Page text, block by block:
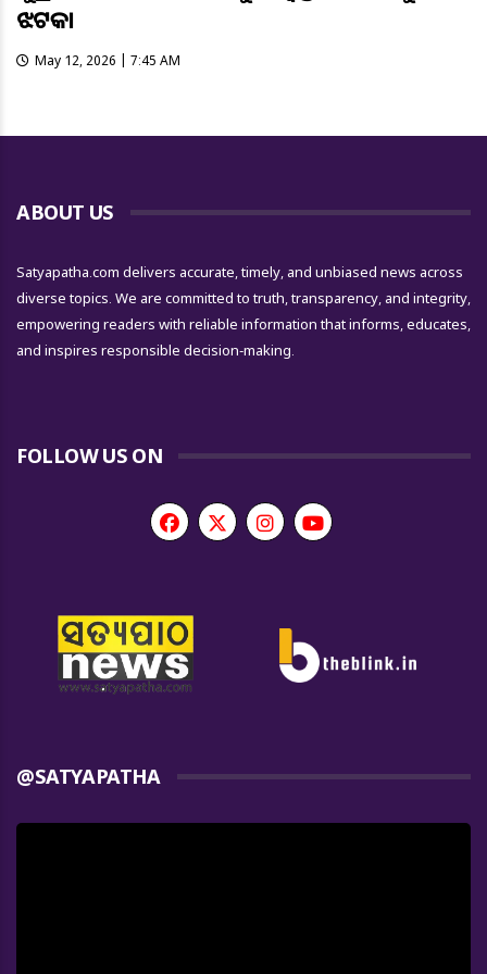
ଝଟକା
May 12, 2026 | 7:45 AM
ABOUT US
Satyapatha.com delivers accurate, timely, and unbiased news across
diverse topics. We are committed to truth, transparency, and integrity,
empowering readers with reliable information that informs, educates,
and inspires responsible decision-making.
FOLLOW US ON
@SATYAPATHA